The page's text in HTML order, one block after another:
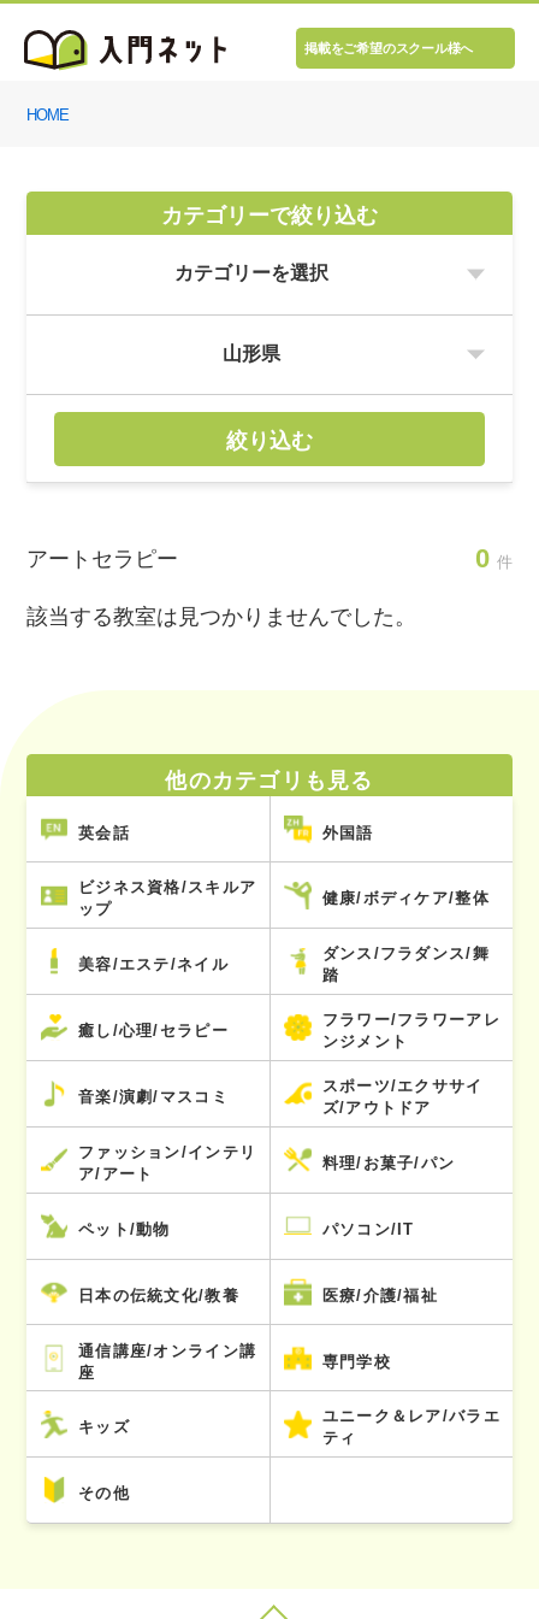
掲載をご希望のスクール様へ
HOME
カテゴリーで絞り込む
絞り込む
アートセラピー 0 件
該当する教室は見つかりませんでした。
他のカテゴリも見る
英会話 外国語
ビジネス資格/スキルア
ップ
健康/ボディケア/整体
美容/エステ/ネイル
ダンス/フラダンス/舞
踏
癒し/心理/セラピー
フラワー/フラワーアレ
ンジメント
音楽/演劇/マスコミ
スポーツ/エクササイ
ズ/アウトドア
ファッション/インテリ
ア/アート
料理/お菓子/パン
ペット/動物 パソコン/IT
日本の伝統文化/教養 医療/介護/福祉
通信講座/オンライン講
座
専門学校
キッズ
ユニーク＆レア/バラエ
ティ
その他